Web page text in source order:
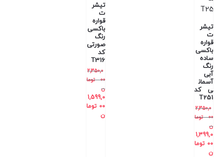
تیشر
ت
قواره
باکسی
ساده
رنگ
آبی
آسمان
ی کد
T251
2,350,0
00
توما
ن
1,399,0
00 توما
ن
تیشر
ت
قواره
باکسی
رنگ
صورتی
کد
T316
2,350,0
00
توما
ن
1,599,0
00 توما
ن